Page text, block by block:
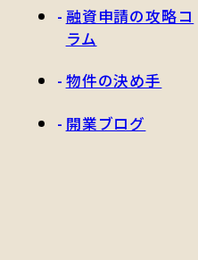
融資申請の攻略コ
ラム
物件の決め手
開業ブログ